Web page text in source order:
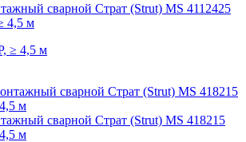
сварной Страт (Strut) MS 4112425
4,5 м
≥ 4,5 м
сварной Страт (Strut) MS 418215
м